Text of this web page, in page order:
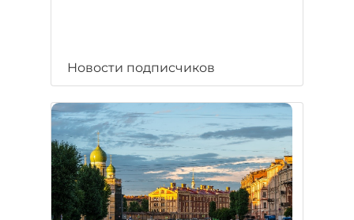
Новости подписчиков